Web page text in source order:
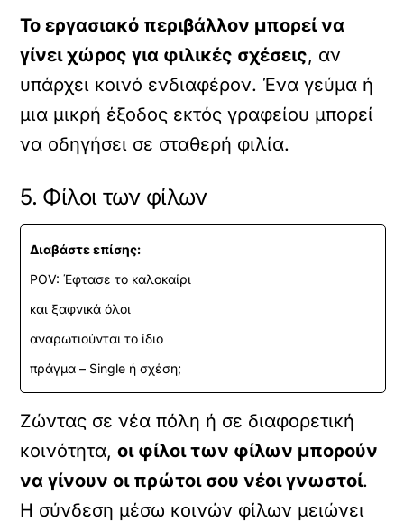
Το εργασιακό περιβάλλον μπορεί να
γίνει χώρος για φιλικές σχέσεις, αν
υπάρχει κοινό ενδιαφέρον. Ένα γεύμα ή
μια μικρή έξοδος εκτός γραφείου μπορεί
να οδηγήσει σε σταθερή φιλία.
5. Φίλοι των φίλων
Διαβάστε επίσης:
POV: Έφτασε το καλοκαίρι
και ξαφνικά όλοι
αναρωτιούνται το ίδιο
πράγμα – Single ή σχέση;
Ζώντας σε νέα πόλη ή σε διαφορετική
κοινότητα,οι φίλοι των φίλων μπορούν
να γίνουν οι πρώτοι σου νέοι γνωστοί.
Η σύνδεση μέσω κοινών φίλων μειώνει